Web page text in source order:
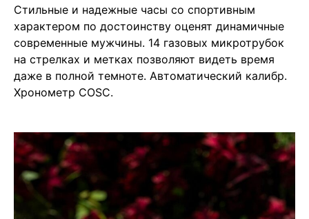
Стильные и надежные часы со спортивным
характером по достоинству оценят динамичные
современные мужчины. 14 газовых микротрубок
на стрелках и метках позволяют видеть время
даже в полной темноте. Автоматический калибр.
Хронометр COSC.